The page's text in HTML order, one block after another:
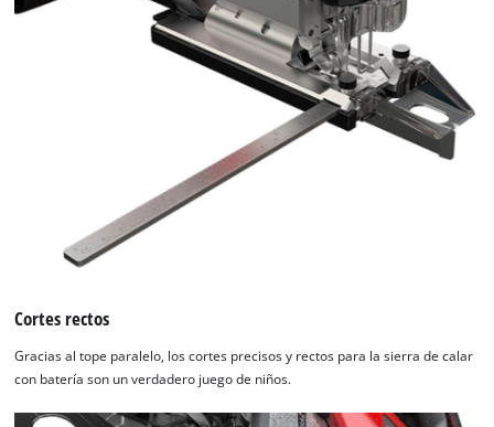
Cortes rectos
Gracias al tope paralelo, los cortes precisos y rectos para la sierra de calar
con batería son un verdadero juego de niños.